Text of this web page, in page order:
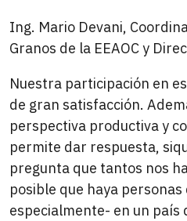
Ing. Mario Devani,
Granos de la EEAOC y
Nuestra participación en
de gran satisfacción.
perspectiva productiva y
permite dar respuesta,
pregunta que tantos nos
posible que haya
especialmente- en un país